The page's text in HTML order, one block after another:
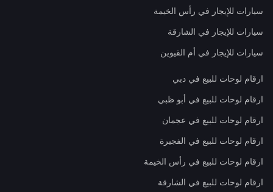
سيارات للإيجار في رأس الخيمة
سيارات للإيجار في الشارقة
سيارات للإيجار في أم القيوين
ارقام لوحات للبيع في دبي
ارقام لوحات للبيع في أبو ظبي
ارقام لوحات للبيع في عجمان
ارقام لوحات للبيع في الفجيرة
ارقام لوحات للبيع في رأس الخيمة
ارقام لوحات للبيع في الشارقة